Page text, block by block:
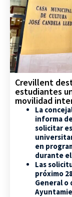
Crevillent
estudiantes
movilidad
La
informa
solicitar
en
durante el
Las
próximo
General o